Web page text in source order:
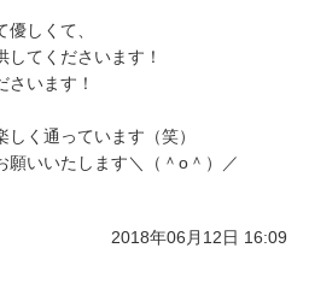
しくて、
てくださいます！
さいます！
く通っています（笑）
願いいたします＼（＾o＾）／
2018年06月12日 16:09